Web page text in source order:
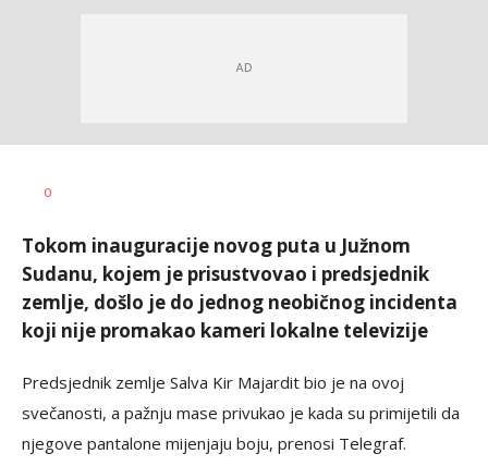
AUTOR
0
Tokom inauguracije novog puta u Južnom
Sudanu, kojem je prisustvovao i predsjednik
zemlje, došlo je do jednog neobičnog incidenta
koji nije promakao kameri lokalne televizije
Predsjednik zemlje Salva Kir Majardit bio je na ovoj
svečanosti, a pažnju mase privukao je kada su primijetili da
njegove pantalone mijenjaju boju, prenosi Telegraf.